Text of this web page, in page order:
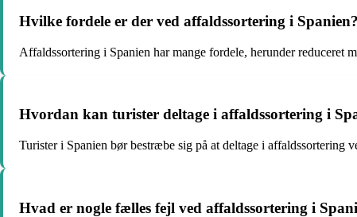
Hvilke fordele er der ved affaldssortering i Spanien?
Affaldssortering i Spanien har mange fordele, herunder reduceret
Hvordan kan turister deltage i affaldssortering i
Turister i Spanien bør bestræbe sig på at deltage i affaldssortering
Hvad er nogle fælles fejl ved affaldssortering i